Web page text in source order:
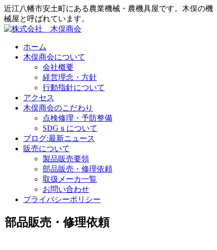
近江八幡市安土町にある農業機械・農機具屋です。木俣の機
械屋と呼ばれています。
ホーム
木俣商会について
会社概要
経営理念・方針
行動指針について
アクセス
木俣商会のこだわり
点検修理・予防整備
SDGｓについて
ブログ:最新ニュース
販売について
製品販売要領
部品販売・修理依頼
取扱メーカ一覧
お問い合わせ
プライバシーポリシー
部品販売・修理依頼